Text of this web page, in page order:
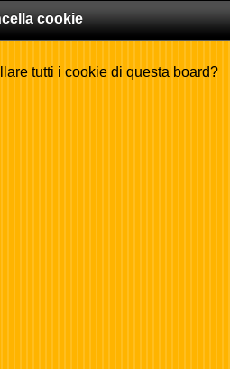
cookie
tutti i cookie di questa board?